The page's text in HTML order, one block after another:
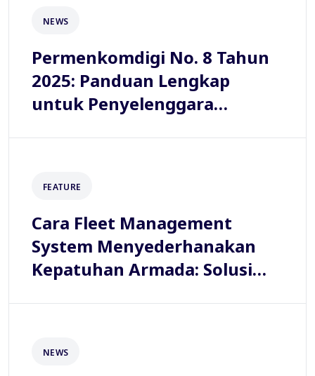
NEWS
Permenkomdigi No. 8 Tahun
2025: Panduan Lengkap
untuk Penyelenggara
FEATURE
Cara Fleet Management
System Menyederhanakan
Kepatuhan Armada: Solusi
NEWS